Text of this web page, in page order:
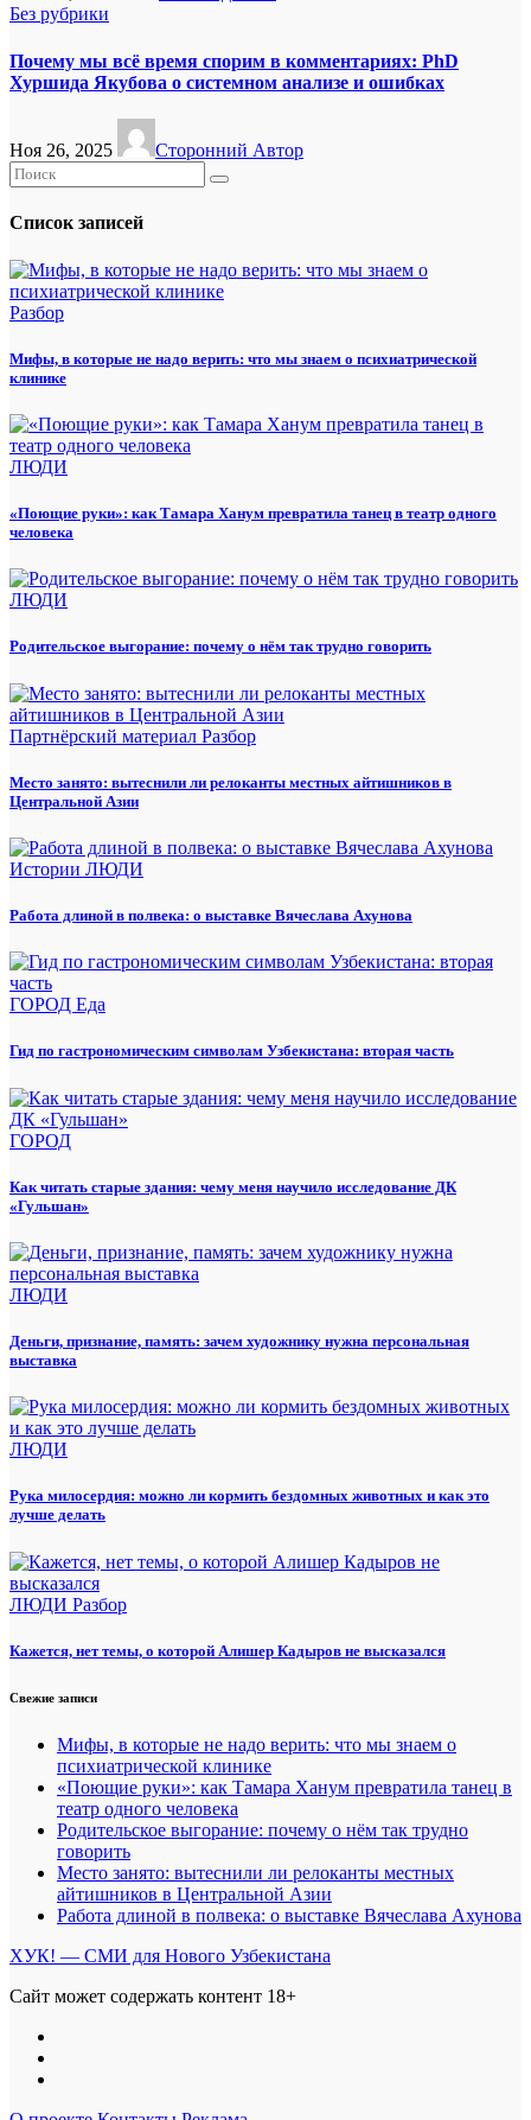
Без рубрики
Почему мы всё время спорим в комментариях: PhD
Хуршида Якубова о системном анализе и ошибках
Ноя 26, 2025 Сторонний Автор
Список записей
Разбор
Мифы, в которые не надо верить: что мы знаем о психиатрической
клинике
ЛЮДИ
«Поющие руки»: как Тамара Ханум превратила танец в театр одного
человека
ЛЮДИ
Родительское выгорание: почему о нём так трудно говорить
Партнёрский материал Разбор
Место занято: вытеснили ли релоканты местных айтишников в
Центральной Азии
Истории ЛЮДИ
Работа длиной в полвека: о выставке Вячеслава Ахунова
ГОРОД Еда
Гид по гастрономическим символам Узбекистана: вторая часть
ГОРОД
Как читать старые здания: чему меня научило исследование ДК
«Гульшан»
ЛЮДИ
Деньги, признание, память: зачем художнику нужна персональная
выставка
ЛЮДИ
Рука милосердия: можно ли кормить бездомных животных и как это
лучше делать
ЛЮДИ Разбор
Кажется, нет темы, о которой Алишер Кадыров не высказался
Свежие записи
Мифы, в которые не надо верить: что мы знаем о
психиатрической клинике
«Поющие руки»: как Тамара Ханум превратила танец в
театр одного человека
Родительское выгорание: почему о нём так трудно
говорить
Место занято: вытеснили ли релоканты местных
айтишников в Центральной Азии
Работа длиной в полвека: о выставке Вячеслава Ахунова
ХУК! — СМИ для Нового Узбекистана
Сайт может содержать контент 18+